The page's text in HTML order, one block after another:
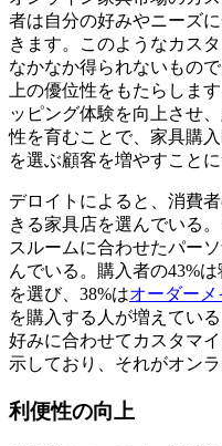
者は自分の好みやニーズ
きます。このようなカス
なかなか得られないもの
上の優位性をもたらしま
ッピング体験を向上させ
性を育むことで、家具購
を選ぶ顧客を増やすことに
デロイトによると、消費
きる家具店を選んでいる
スルームに合わせたパー
んでいる。購入者の43%
を選び、38%はオーダー
を購入する人が増えてい
好みに合わせてカスタマ
示しており、それがオン
利便性の向上